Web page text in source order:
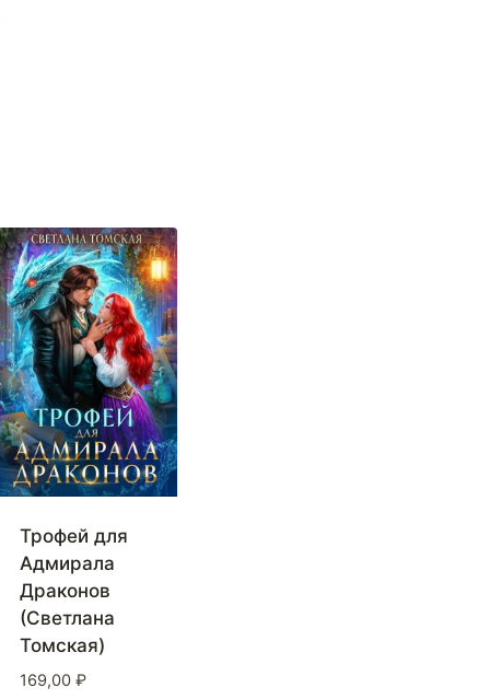
Трофей для
Адмирала
Драконов
(Светлана
Томская)
169,00 ₽